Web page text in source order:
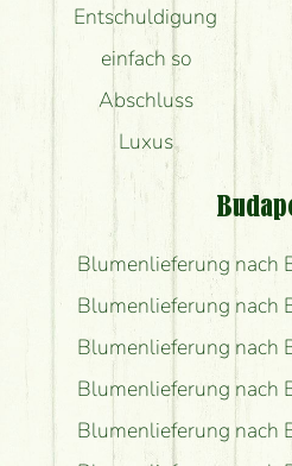
Entschuldigung
einfach so
Abschluss
Luxus
Blumenlieferung nach
Blumenlieferung nach
Blumenlieferung nach
Blumenlieferung nach
Blumenlieferung nach